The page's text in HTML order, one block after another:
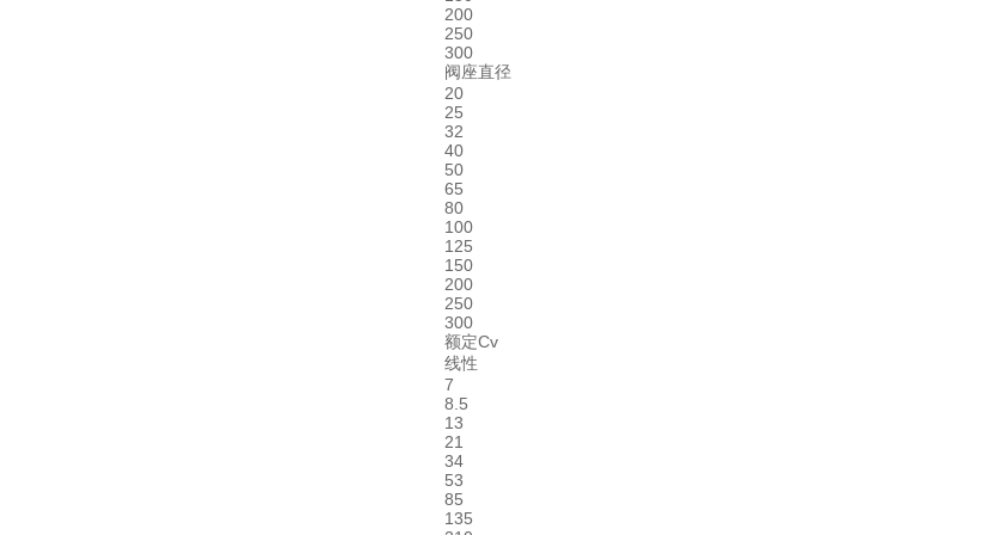
200
250
300
阀座直径
20
25
32
40
50
65
80
100
125
150
200
250
300
额定Cv
线性
7
8.5
13
21
34
53
85
135